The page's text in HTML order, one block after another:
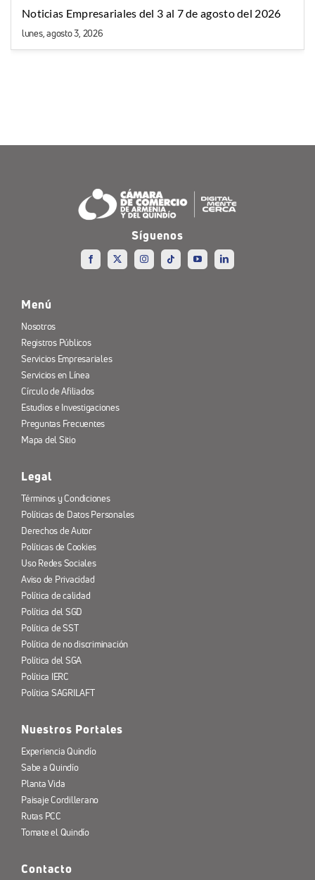
Noticias Empresariales del 3 al 7 de agosto del 2026
lunes, agosto 3, 2026
Síguenos
Menú
Nosotros
Registros Públicos
Servicios Empresariales
Servicios en Línea
Círculo de Afiliados
Estudios e Investigaciones
Preguntas Frecuentes
Mapa del Sitio
Legal
Términos y Condiciones
Políticas de Datos Personales
Derechos de Autor
Políticas de Cookies
Uso Redes Sociales
Aviso de Privacidad
Política de calidad
Política del SGD
Política de SST
Política de no discriminación
Política del SGA
Política IERC
Política SAGRILAFT
Nuestros Portales
Experiencia Quindío
Sabe a Quindío
Planta Vida
Paisaje Cordillerano
Rutas PCC
Tomate el Quindío
Contacto